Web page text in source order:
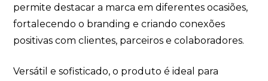
permite destacar a marca em diferentes ocasiões,
fortalecendo o branding e criando conexões
positivas com clientes, parceiros e colaboradores.
Versátil e sofisticado, o produto é ideal para